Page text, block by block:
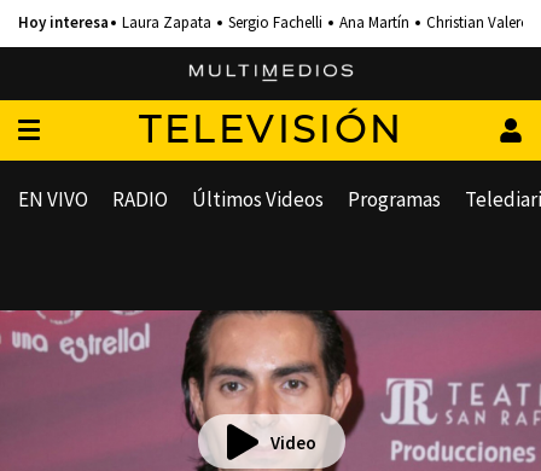
Laura Zapata Sergio Fachelli Ana Martín Christian Valero
TELEVISIÓN
EN VIVO RADIO Últimos Videos Programas
Video